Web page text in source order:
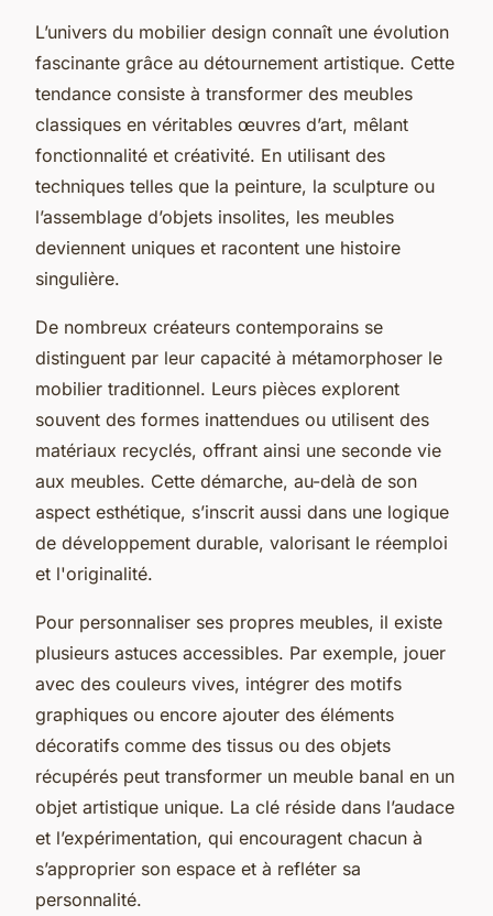
L’univers du mobilier design connaît une évolution
fascinante grâce au détournement artistique. Cette
tendance consiste à transformer des meubles
classiques en véritables œuvres d’art, mêlant
fonctionnalité et créativité. En utilisant des
techniques telles que la peinture, la sculpture ou
l’assemblage d’objets insolites, les meubles
deviennent uniques et racontent une histoire
singulière.
De nombreux créateurs contemporains se
distinguent par leur capacité à métamorphoser le
mobilier traditionnel. Leurs pièces explorent
souvent des formes inattendues ou utilisent des
matériaux recyclés, offrant ainsi une seconde vie
aux meubles. Cette démarche, au-delà de son
aspect esthétique, s’inscrit aussi dans une logique
de développement durable, valorisant le réemploi
et l'originalité.
Pour personnaliser ses propres meubles, il existe
plusieurs astuces accessibles. Par exemple, jouer
avec des couleurs vives, intégrer des motifs
graphiques ou encore ajouter des éléments
décoratifs comme des tissus ou des objets
récupérés peut transformer un meuble banal en un
objet artistique unique. La clé réside dans l’audace
et l’expérimentation, qui encouragent chacun à
s’approprier son espace et à refléter sa
personnalité.